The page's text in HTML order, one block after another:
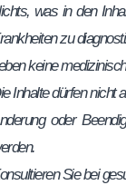
was in den
zu
keine
Inhalte dürfen nicht
oder
Sie bei